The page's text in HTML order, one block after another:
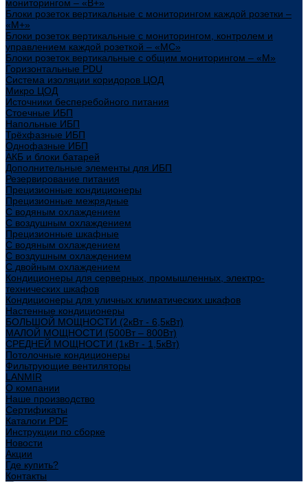
мониторингом – «В+»
Блоки розеток вертикальные с мониторингом каждой розетки –
«М+»
Блоки розеток вертикальные с мониторингом, контролем и
управлением каждой розеткой – «МС»
Блоки розеток вертикальные с общим мониторингом – «М»
Горизонтальные PDU
Система изоляции коридоров ЦОД
Микро ЦОД
Источники бесперебойного питания
Стоечные ИБП
Напольные ИБП
Трёхфазные ИБП
Однофазные ИБП
АКБ и блоки батарей
Дополнительные элементы для ИБП
Резервирование питания
Прецизионные кондиционеры
Прецизионные межрядные
С водяным охлаждением
С воздушным охлаждением
Прецизионные шкафные
С водяным охлаждением
С воздушным охлаждением
С двойным охлаждением
Кондиционеры для серверных, промышленных, электро-
технических шкафов
Кондиционеры для уличных климатических шкафов
Настенные кондиционеры
БОЛЬШОЙ МОЩНОСТИ (2кВт - 6,5кВт)
МАЛОЙ МОЩНОСТИ (500Вт – 800Вт)
СРЕДНЕЙ МОЩНОСТИ (1кВт - 1,5кВт)
Потолочные кондиционеры
Фильтрующие вентиляторы
LANMIR
О компании
Наше производство
Сертификаты
Каталоги PDF
Инструкции по сборке
Новости
Акции
Где купить?
Контакты